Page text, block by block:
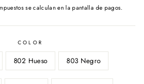
habitualse calculan en la pantalla de pagos.
COLOR
802 Hueso 803 Negro